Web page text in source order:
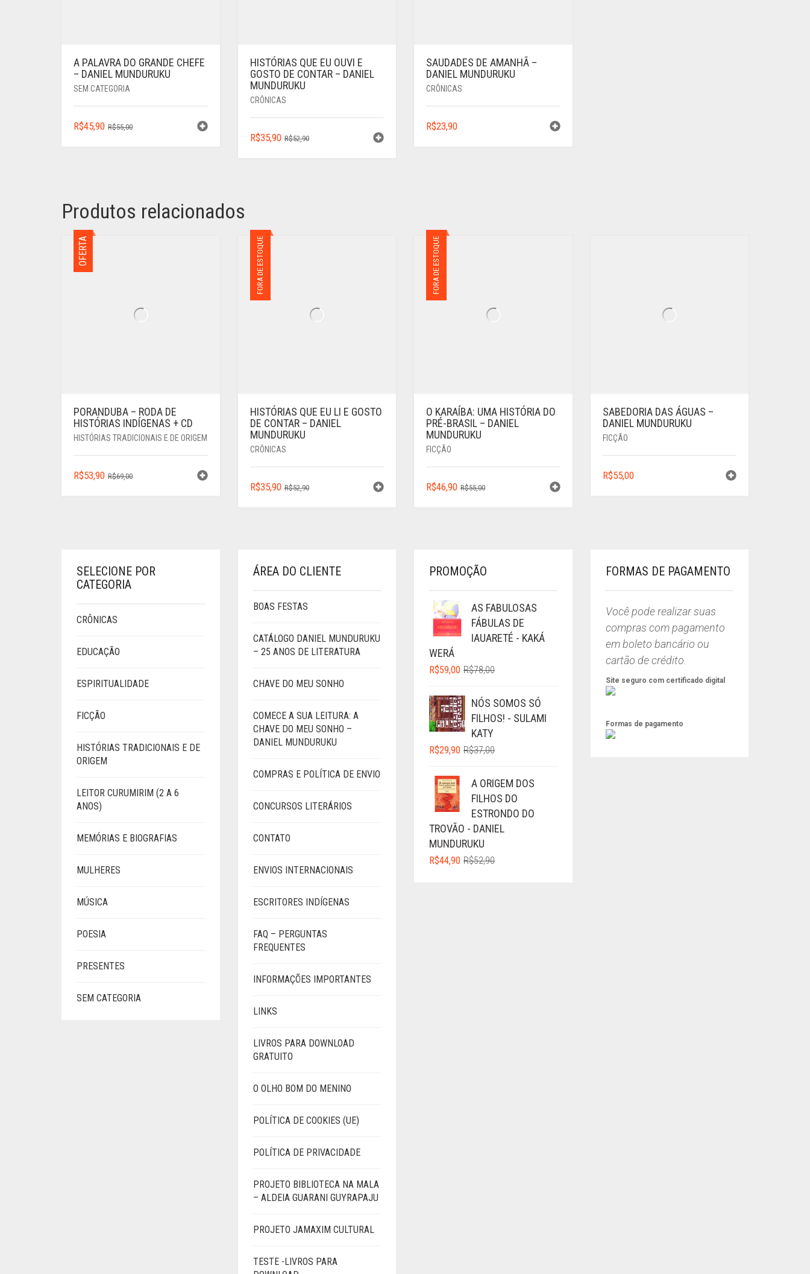
A PALAVRA DO GRANDE CHEFE
– DANIEL MUNDURUKU
SEM CATEGORIA
R$55,00O
R$45,90
O
HISTÓRIAS QUE EU OUVI E
GOSTO DE CONTAR – DANIEL
MUNDURUKU
CRÔNICAS
R$52,90O
R$35,90
O
SAUDADES DE AMANHÃ –
DANIEL MUNDURUKU
CRÔNICAS
R$23,90
Produtos relacionados
OFERTA
PORANDUBA – RODA DE
HISTÓRIAS INDÍGENAS + CD
HISTÓRIAS TRADICIONAIS E DE ORIGEM
R$69,00O
R$53,90
O
FORA DE ESTOQUE
HISTÓRIAS QUE EU LI E GOSTO
DE CONTAR – DANIEL
MUNDURUKU
CRÔNICAS
R$52,90O
R$35,90
O
FORA DE ESTOQUE
O KARAÍBA: UMA HISTÓRIA DO
PRÉ-BRASIL – DANIEL
MUNDURUKU
FICÇÃO
R$55,00O
R$46,90
O
SABEDORIA DAS ÁGUAS –
DANIEL MUNDURUKU
FICÇÃO
R$55,00
SELECIONE POR
CATEGORIA
CRÔNICAS
EDUCAÇÃO
ESPIRITUALIDADE
FICÇÃO
HISTÓRIAS TRADICIONAIS E DE
ORIGEM
LEITOR CURUMIRIM (2 A 6
ANOS)
MEMÓRIAS E BIOGRAFIAS
MULHERES
MÚSICA
POESIA
PRESENTES
SEM CATEGORIA
ÁREA DO CLIENTE
BOAS FESTAS
CATÁLOGO DANIEL MUNDURUKU
– 25 ANOS DE LITERATURA
CHAVE DO MEU SONHO
COMECE A SUA LEITURA: A
CHAVE DO MEU SONHO –
DANIEL MUNDURUKU
COMPRAS E POLÍTICA DE ENVIO
CONCURSOS LITERÁRIOS
CONTATO
ENVIOS INTERNACIONAIS
ESCRITORES INDÍGENAS
FAQ – PERGUNTAS
FREQUENTES
INFORMAÇÕES IMPORTANTES
LINKS
LIVROS PARA DOWNLOAD
GRATUITO
O OLHO BOM DO MENINO
POLÍTICA DE COOKIES (UE)
POLÍTICA DE PRIVACIDADE
PROJETO BIBLIOTECA NA MALA
– ALDEIA GUARANI GUYRAPAJU
PROJETO JAMAXIM CULTURAL
TESTE -LIVROS PARA
PROMOÇÃO
AS FABULOSAS
FÁBULAS DE
IAUARETÉ - KAKÁ
WERÁ
R$78,00O
ERA:
R$78,00.
R$59,00
O
É:
R$59,00.
NÓS SOMOS SÓ
FILHOS! - SULAMI
KATY
R$37,00O
ERA:
R$37,00.
R$29,90
O
É:
R$29,90.
A ORIGEM DOS
FILHOS DO
ESTRONDO DO
TROVÃO - DANIEL
MUNDURUKU
R$52,90O
R$44,90
O
FORMAS DE PAGAMENTO
Você pode realizar suas
compras com pagamento
em boleto bancário ou
cartão de crédito.
Site seguro com certificado digital
Formas de pagamento